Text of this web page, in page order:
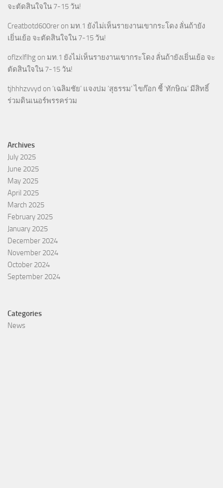
จะตัดสินใจใน 7-15 วัน!
Creatbotd600rer on มท.1 ยังไม่เห็นรายงานเขากระโดง ลั่นถ้ายัง
เยิ่นเย้อ จะตัดสินใจใน 7-15 วัน!
oflzxlflhg on มท.1 ยังไม่เห็นรายงานเขากระโดง ลั่นถ้ายังเยิ่นเย้อ จะ
ตัดสินใจใน 7-15 วัน!
tjhhhzvvyd on ‘เฉลิมชัย’ แจงปม ‘สุธรรม’ ไขก๊อก ชี้ ‘ทักษิณ’ มีสิทธิ์
ร่วมดินเนอร์พรรคร่วม
Archives
July 2025
June 2025
May 2025
April 2025
March 2025
February 2025
January 2025
December 2024
November 2024
October 2024
September 2024
Categories
News